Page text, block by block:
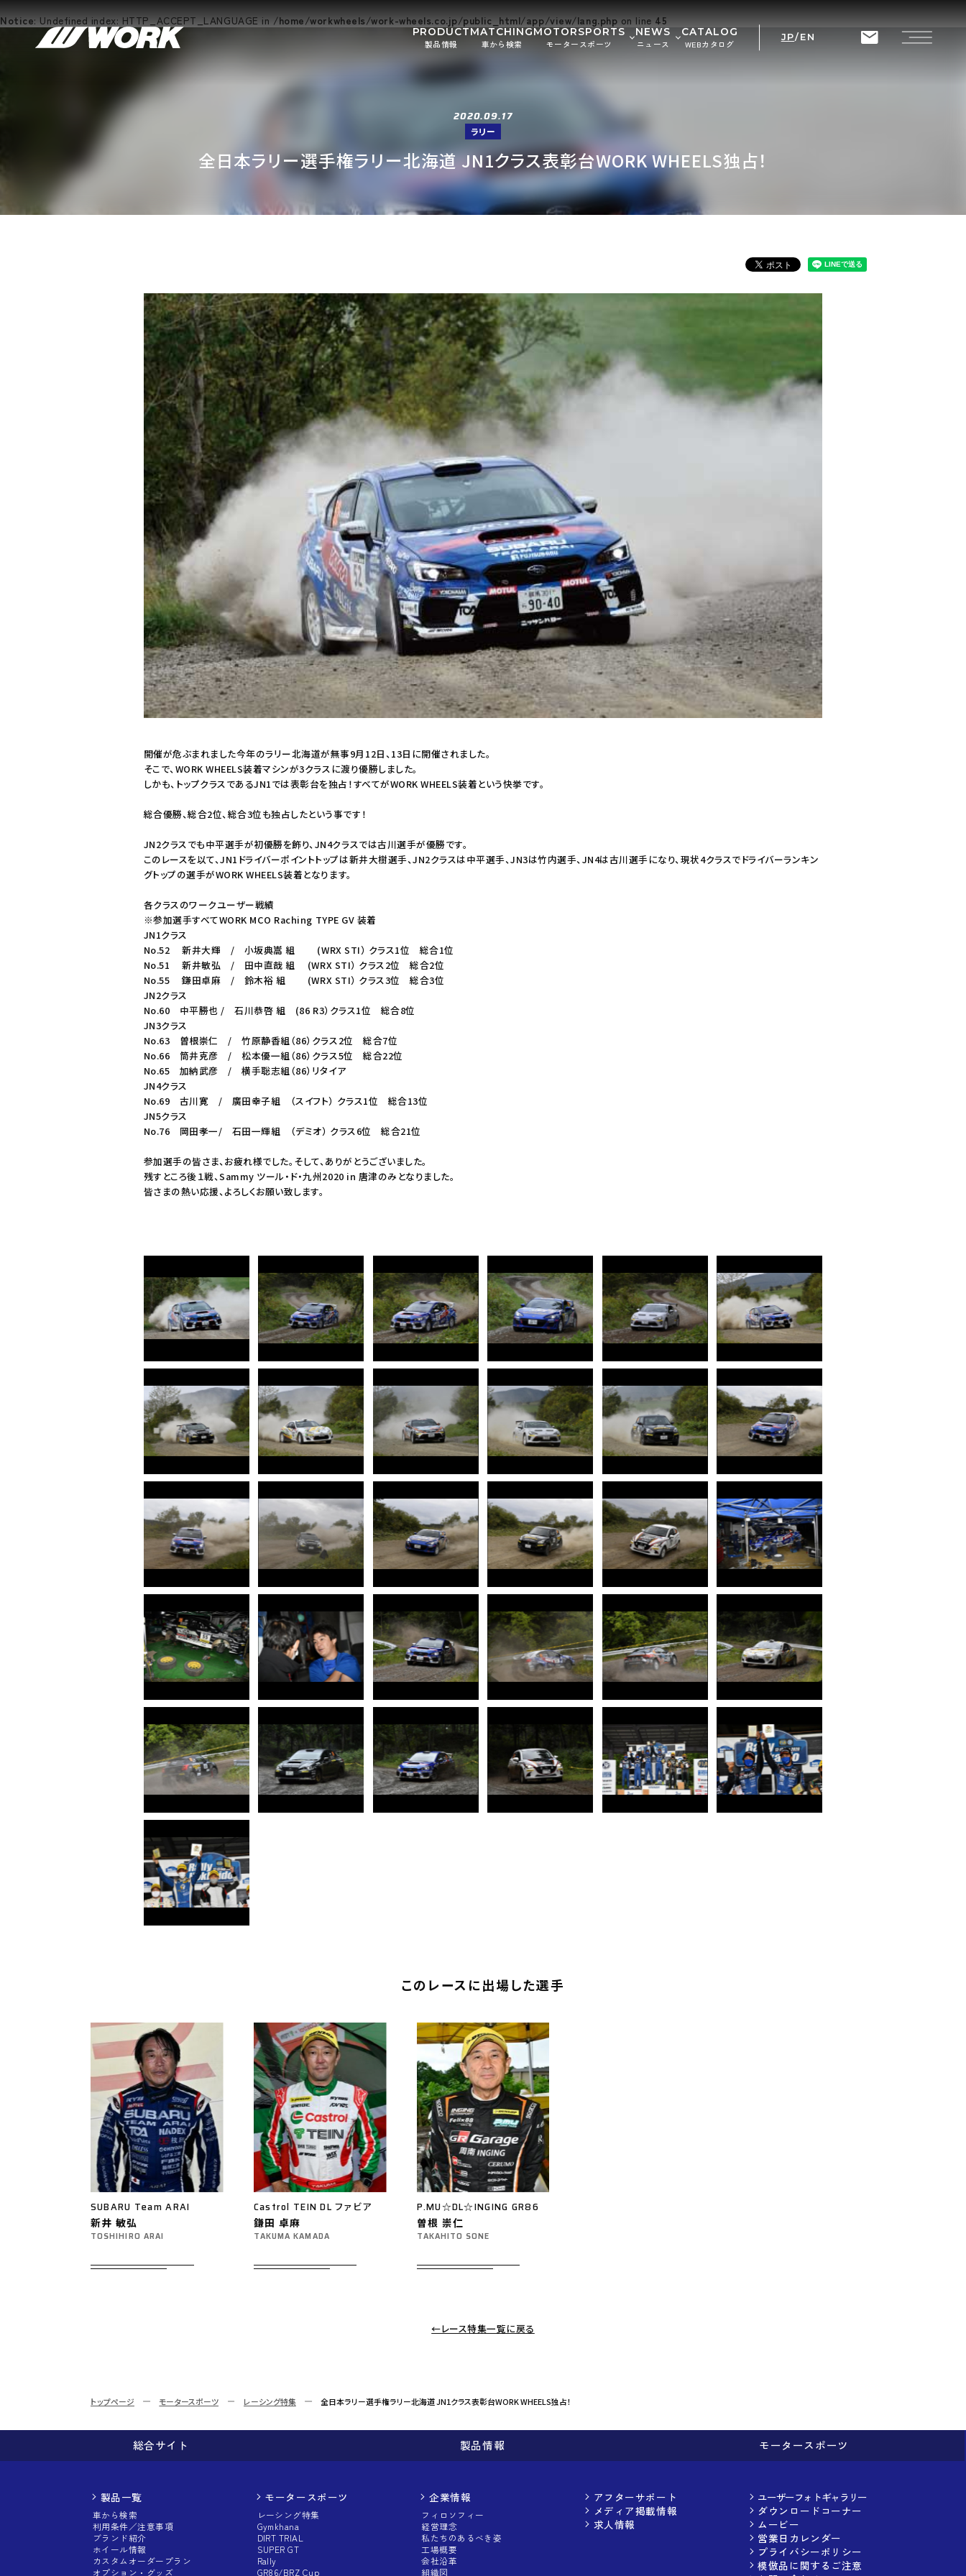
Notice: Undefined index: HTTP_ACCEPT_LANGUAGE in /home/workwheels/work-wheels.co.jp/public_html/app/view/lang.php on line 45
PRODUCT
製品情報
MATCHING
車から検索
MOTORSPORTS
モータースポーツ
GR86/BRZ Cup
D1 GRAND PRIX
BAJA
NEWS
ニュース
CATALOG
WEBカタログ
JP/ EN
2020.09.17
ラリー
全日本ラリー選手権ラリー北海道 JN1クラス表彰台WORK WHEELS独占！
開催が危ぶまれました今年のラリー北海道が無事9月12日、13日に開催されました。
そこで、WORK WHEELS装着マシンが3クラスに渡り優勝しました。
しかも、トップクラスであるJN1では表彰台を独占！すべてがWORK WHEELS装着という快挙です。
総合優勝、総合2位、総合3位も独占したという事です！
JN2クラスでも中平選手が初優勝を飾り、JN4クラスでは古川選手が優勝です。
このレースを以て、JN1ドライバーポイントトップは新井大樹選手、JN2クラスは中平選手、JN3は竹内選手、JN4は古川選手になり、現状4クラスでドライバーランキン
グトップの選手がWORK WHEELS装着となります。
各クラスのワークユーザー戦績
※参加選手すべてWORK MCO Raching TYPE GV 装着
JN1クラス
No.52 新井大輝 / 小坂典嵩 組 (WRX STI） クラス1位 総合1位
No.51 新井敏弘 / 田中直哉 組 (WRX STI） クラス2位 総合2位
No.55 鎌田卓麻 / 鈴木裕 組 (WRX STI） クラス3位 総合3位
JN2クラス
No.60 中平勝也 / 石川恭啓 組 (86 R3）クラス1位 総合8位
JN3クラス
No.63 曽根崇仁 / 竹原静香組（86）クラス2位 総合7位
No.66 筒井克彦 / 松本優一組（86）クラス5位 総合22位
No.65 加納武彦 / 横手聡志組（86）リタイア
JN4クラス
No.69 古川寛 / 廣田幸子組 （スイフト） クラス1位 総合13位
JN5クラス
No.76 岡田孝一/ 石田一輝組 （デミオ） クラス6位 総合21位
参加選手の皆さま、お疲れ様でした。そして、ありがとうございました。
残すところ後１戦、Sammy ツール・ド・九州2020 in 唐津のみとなりました。
皆さまの熱い応援、よろしくお願い致します。
このレースに出場した選手
SUBARU Team ARAI
新井 敏弘
TOSHIHIRO ARAI
Castrol TEIN DL ファビア
鎌田 卓麻
TAKUMA KAMADA
P.MU☆DL☆INGING GR86
曽根 崇仁
TAKAHITO SONE
←レース特集一覧に戻る
トップページ モータースポーツ レーシング特集 全日本ラリー選手権ラリー北海道 JN1クラス表彰台WORK WHEELS独占！
総合サイト 製品情報 モータースポーツ
製品一覧
車から検索
利用条件／注意事項
ブランド紹介
ホイール情報
カスタムオーダープラン
オプション・グッズ
モータースポーツ
レーシング特集
Gymkhana
DIRT TRIAL
SUPER GT
Rally
GR86/BRZ Cup
企業情報
フィロソフィー
経営理念
私たちのあるべき姿
工場概要
会社沿革
組織図
アフターサポート
メディア掲載情報
求人情報
ユーザーフォトギャラリー
ダウンロードコーナー
ムービー
営業日カレンダー
プライバシーポリシー
模倣品に関するご注意